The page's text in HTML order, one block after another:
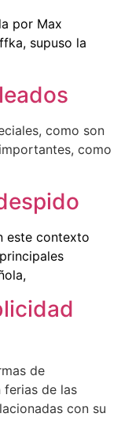
por Max
supuso la
como son
como
este contexto
de
ferias de las
con su